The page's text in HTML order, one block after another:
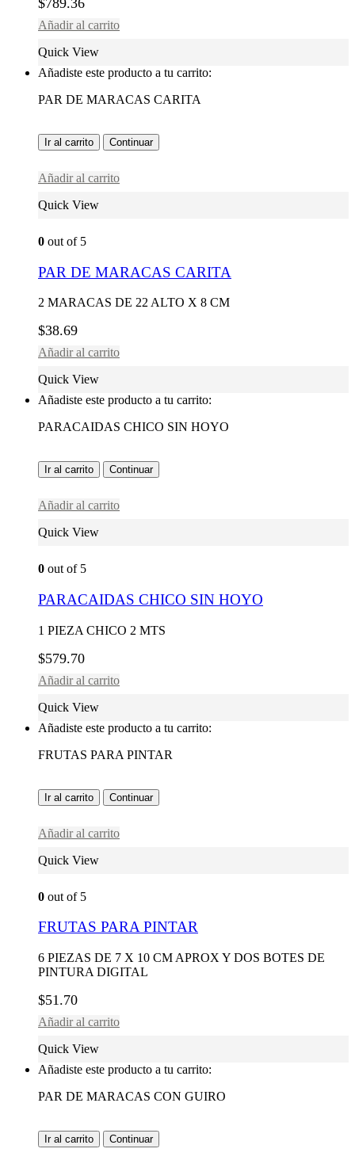
Añadir al carrito
Quick View
Añadiste este producto a tu carrito:
PAR DE MARACAS CARITA
Ir al carrito Continuar
Añadir al carrito
Quick View
0 out of 5
PAR DE MARACAS CARITA
2 MARACAS DE 22 ALTO X 8 CM
$38.69
Añadir al carrito
Quick View
Añadiste este producto a tu carrito:
PARACAIDAS CHICO SIN HOYO
Ir al carrito Continuar
Añadir al carrito
Quick View
0 out of 5
PARACAIDAS CHICO SIN HOYO
1 PIEZA CHICO 2 MTS
$579.70
Añadir al carrito
Quick View
Añadiste este producto a tu carrito:
FRUTAS PARA PINTAR
Ir al carrito Continuar
Añadir al carrito
Quick View
0 out of 5
FRUTAS PARA PINTAR
6 PIEZAS DE 7 X 10 CM APROX Y DOS BOTES DE
PINTURA DIGITAL
$51.70
Añadir al carrito
Quick View
Añadiste este producto a tu carrito:
PAR DE MARACAS CON GUIRO
Ir al carrito Continuar